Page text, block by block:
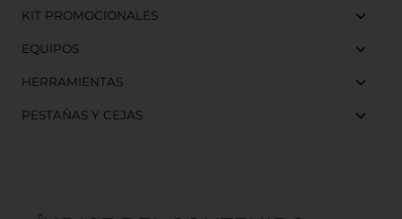
KIT PROMOCIONALES
EQUIPOS
HERRAMIENTAS
PESTAÑAS Y CEJAS